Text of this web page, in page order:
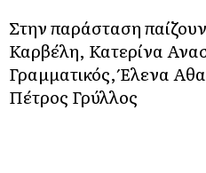
Στην παράσταση
Καρβέλη, Κατερίνα
Γραμματικός, Έλενα
Πέτρος Γρύλλος